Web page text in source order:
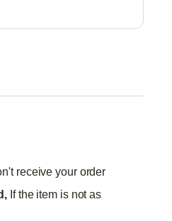
receive your order
If the item is not as